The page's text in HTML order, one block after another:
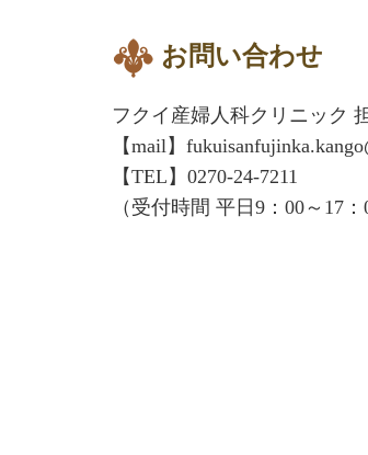
お問い合わせ
フクイ産婦人科クリニック
【mail】
【TEL】0270-24-7211
（受付時間 平日9：00～17：